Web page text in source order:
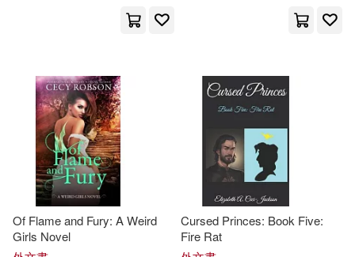
Francis(1)
Gabrielle F./ Ceci(1)
Gail/ Kraynak(1)
Gail/ Wald(1) Gerald L.(1)
Of Flame and Fury: A Weird
Girls Novel
Cursed Princes: Book Five:
Fire Rat